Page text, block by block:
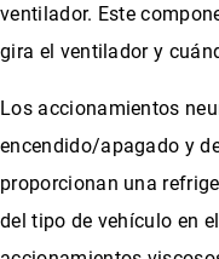
ventilador. Este
gira el ventilador y
Los accionamientos
encendido/apagado y
proporcionan una
del tipo de vehículo en